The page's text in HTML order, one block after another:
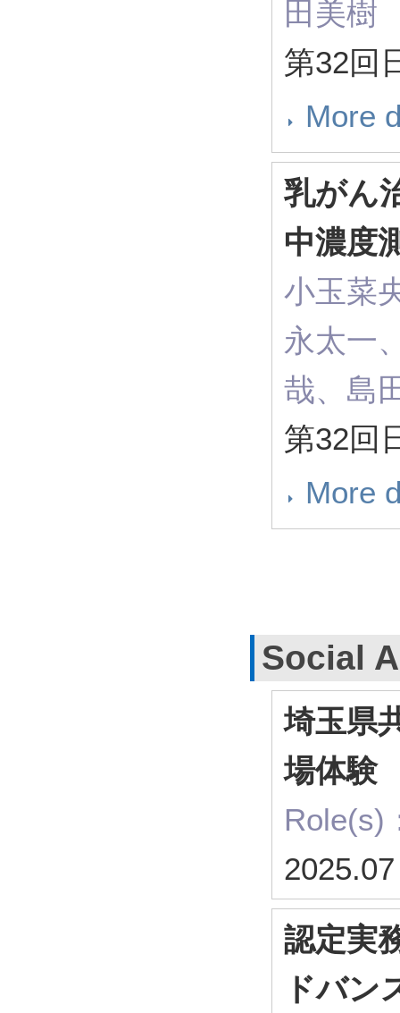
田美樹
第32回
More
乳がん
中濃度
小玉菜
永太一
哉、島
第32回
More
Social
埼玉県
場体験
Role(s)
2025.07
認定実
ドバン